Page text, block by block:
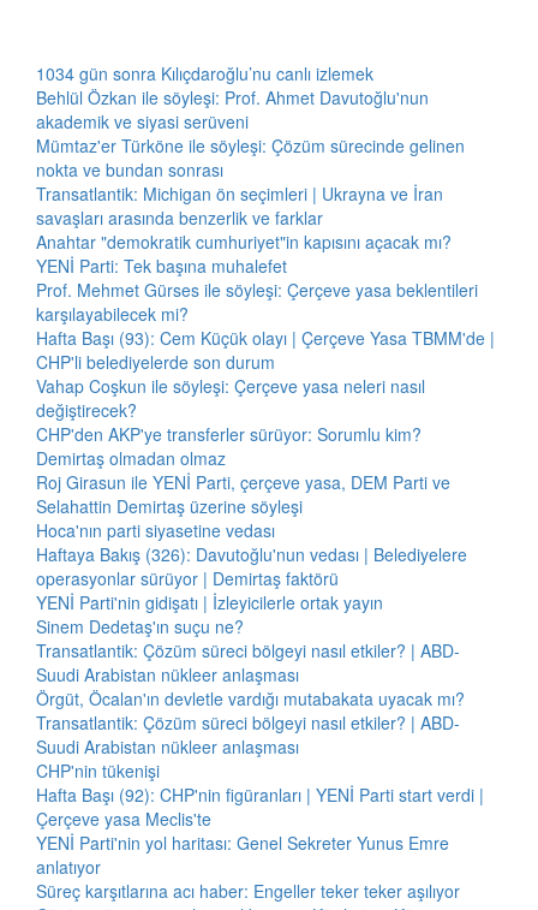
1034 gün sonra Kılıçdaroğlu’nu canlı izlemek
Behlül Özkan ile söyleşi: Prof. Ahmet Davutoğlu'nun
akademik ve siyasi serüveni
Mümtaz'er Türköne ile söyleşi: Çözüm sürecinde gelinen
nokta ve bundan sonrası
Transatlantik: Michigan ön seçimleri | Ukrayna ve İran
savaşları arasında benzerlik ve farklar
Anahtar "demokratik cumhuriyet"in kapısını açacak mı?
YENİ Parti: Tek başına muhalefet
Prof. Mehmet Gürses ile söyleşi: Çerçeve yasa beklentileri
karşılayabilecek mi?
Hafta Başı (93): Cem Küçük olayı | Çerçeve Yasa TBMM'de |
CHP'li belediyelerde son durum
Vahap Coşkun ile söyleşi: Çerçeve yasa neleri nasıl
değiştirecek?
CHP'den AKP'ye transferler sürüyor: Sorumlu kim?
Demirtaş olmadan olmaz
Roj Girasun ile YENİ Parti, çerçeve yasa, DEM Parti ve
Selahattin Demirtaş üzerine söyleşi
Hoca'nın parti siyasetine vedası
Haftaya Bakış (326): Davutoğlu'nun vedası | Belediyelere
operasyonlar sürüyor | Demirtaş faktörü
YENİ Parti'nin gidişatı | İzleyicilerle ortak yayın
Sinem Dedetaş'ın suçu ne?
Transatlantik: Çözüm süreci bölgeyi nasıl etkiler? | ABD-
Suudi Arabistan nükleer anlaşması
Örgüt, Öcalan'ın devletle vardığı mutabakata uyacak mı?
Transatlantik: Çözüm süreci bölgeyi nasıl etkiler? | ABD-
Suudi Arabistan nükleer anlaşması
CHP'nin tükenişi
Hafta Başı (92): CHP'nin figüranları | YENİ Parti start verdi |
Çerçeve yasa Meclis'te
YENİ Parti'nin yol haritası: Genel Sekreter Yunus Emre
anlatıyor
Süreç karşıtlarına acı haber: Engeller teker teker aşılıyor